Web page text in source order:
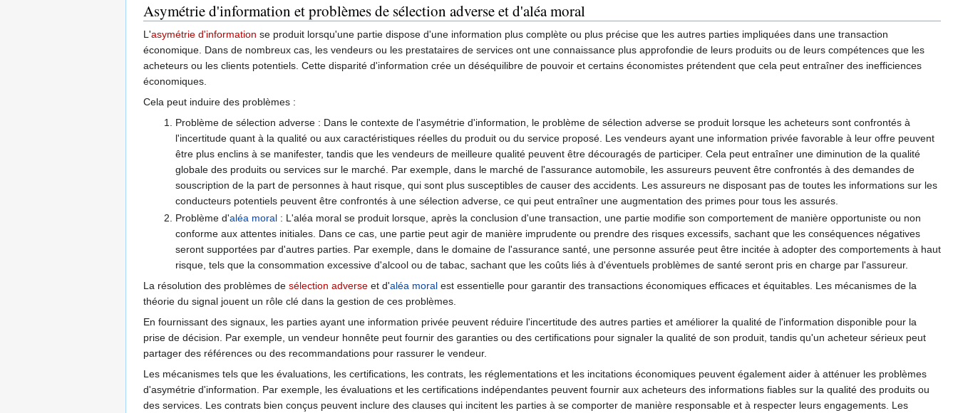
Asymétrie d'information et problèmes de sélection adverse et d'aléa moral
L'asymétrie d'information se produit lorsqu'une partie dispose d'une information plus complète ou plus précise que les autres parties impliquées dans une transaction
économique. Dans de nombreux cas, les vendeurs ou les prestataires de services ont une connaissance plus approfondie de leurs produits ou de leurs compétences que les
acheteurs ou les clients potentiels. Cette disparité d'information crée un déséquilibre de pouvoir et certains économistes prétendent que cela peut entraîner des inefficiences
économiques.
Cela peut induire des problèmes :
Problème de sélection adverse : Dans le contexte de l'asymétrie d'information, le problème de sélection adverse se produit lorsque les acheteurs sont confrontés à
l'incertitude quant à la qualité ou aux caractéristiques réelles du produit ou du service proposé. Les vendeurs ayant une information privée favorable à leur offre peuvent
être plus enclins à se manifester, tandis que les vendeurs de meilleure qualité peuvent être découragés de participer. Cela peut entraîner une diminution de la qualité
globale des produits ou services sur le marché. Par exemple, dans le marché de l'assurance automobile, les assureurs peuvent être confrontés à des demandes de
souscription de la part de personnes à haut risque, qui sont plus susceptibles de causer des accidents. Les assureurs ne disposant pas de toutes les informations sur les
conducteurs potentiels peuvent être confrontés à une sélection adverse, ce qui peut entraîner une augmentation des primes pour tous les assurés.
Problème d'aléa moral: L'aléa moral se produit lorsque, après la conclusion d'une transaction, une partie modifie son comportement de manière opportuniste ou non
conforme aux attentes initiales. Dans ce cas, une partie peut agir de manière imprudente ou prendre des risques excessifs, sachant que les conséquences négatives
seront supportées par d'autres parties. Par exemple, dans le domaine de l'assurance santé, une personne assurée peut être incitée à adopter des comportements à haut
risque, tels que la consommation excessive d'alcool ou de tabac, sachant que les coûts liés à d'éventuels problèmes de santé seront pris en charge par l'assureur.
La résolution des problèmes de sélection adverse et d'aléa moral est essentielle pour garantir des transactions économiques efficaces et équitables. Les mécanismes de la
théorie du signal jouent un rôle clé dans la gestion de ces problèmes.
En fournissant des signaux, les parties ayant une information privée peuvent réduire l'incertitude des autres parties et améliorer la qualité de l'information disponible pour la
prise de décision. Par exemple, un vendeur honnête peut fournir des garanties ou des certifications pour signaler la qualité de son produit, tandis qu'un acheteur sérieux peut
partager des références ou des recommandations pour rassurer le vendeur.
Les mécanismes tels que les évaluations, les certifications, les contrats, les réglementations et les incitations économiques peuvent également aider à atténuer les problèmes
d'asymétrie d'information. Par exemple, les évaluations et les certifications indépendantes peuvent fournir aux acheteurs des informations fiables sur la qualité des produits ou
des services. Les contrats bien conçus peuvent inclure des clauses qui incitent les parties à se comporter de manière responsable et à respecter leurs engagements. Les